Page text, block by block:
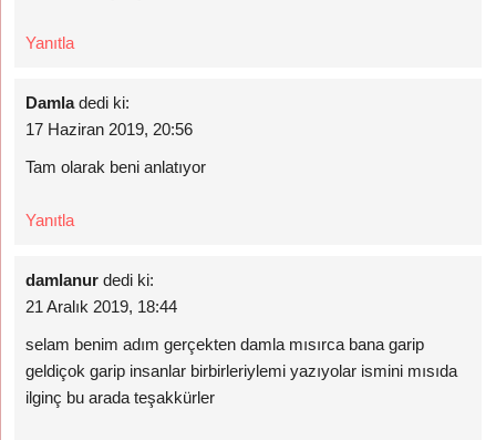
Yanıtla
Damla dedi ki:
17 Haziran 2019, 20:56
Tam olarak beni anlatıyor
Yanıtla
damlanur dedi ki:
21 Aralık 2019, 18:44
selam benim adım gerçekten damla mısırca bana garip
geldiçok garip insanlar birbirleriylemi yazıyolar ismini mısıda
ilginç bu arada teşakkürler